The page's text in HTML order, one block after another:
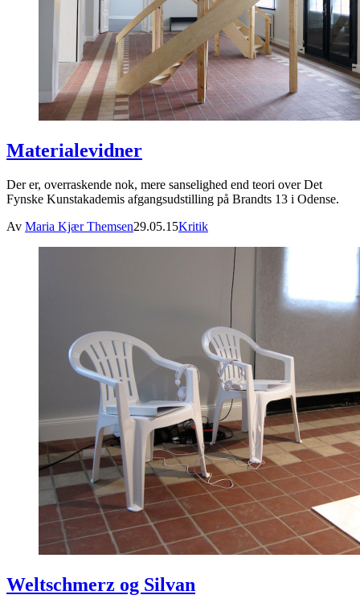
Materialevidner
Der er, overraskende nok, mere sanselighed end teori over Det
Fynske Kunstakademis afgangsudstilling på Brandts 13 i Odense.
Av Maria Kjær Themsen29.05.15Kritik
Weltschmerz og Silvan